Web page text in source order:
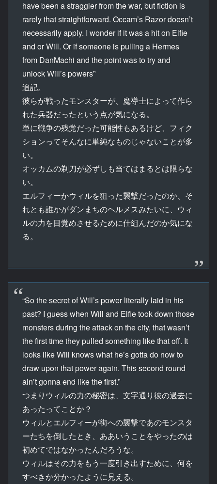
have been a straggler from the war, but fiction is
rarely that straightforward. Occam’s Razor doesn’t
necessarily apply. I wonder if it was a hit on Elfie
and or Will. Or if someone is pulling a Hermes
from DanMachi and the point was to try and
unlock Will’s powers”
追記。
彼らが戦ったモンスターが、魔導士によって作ら
れた兵器だったという点が気になる。
単に戦争の残党だった可能性もあるけど、フィク
ションってそんなに単純なものじゃないことが多
い。
オッカムの剃刀が必ずしも当てはまるとは限らな
い。
エルフィーかウィルを狙った襲撃だったのか、そ
れとも誰かがダンまちのヘルメスみたいに、ウィ
ルの力を目覚めさせるために仕組んだのか気にな
る。
“So the secret of Will’s power literally laid in his
past? I guess when Will and Elfie took down those
monsters during the attack on the city, that wasn’t
the first time they pulled something like that off. It
looks like Will knows what he’s gotta do now to
draw upon that power again. This second round
ain’t gonna end like the first.”
つまりウィルの力の秘密は、文字通り彼の過去に
あったってことか？
ウィルとエルフィーが街への襲撃であのモンスタ
ーたちを倒したとき、ああいうことをやったのは
初めてではなかったんだろうな。
ウィルはその力をもう一度引き出すために、何を
すべきか分かったように見える。